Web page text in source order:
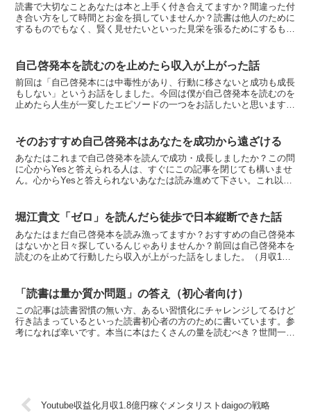
読書で大切なことあなたは本と上手く付き合えてますか？間違った付
き合い方をして時間とお金を損していませんか？読書は他人のために
するものでもなく、賢く見せたいといった見栄を張るためにするもの
自己啓発本を読むのを止めたら収入が上がった話
前回は「自己啓発本には中毒性があり、行動に移さないと成功も成長
もしない」というお話をしました。今回は僕が自己啓発本を読むのを
止めたら人生が一変したエピソードの一つをお話したいと思います。
そのおすすめ自己啓発本はあなたを成功から遠ざける
あなたはこれまで自己啓発本を読んで成功・成長しましたか？この問
に心からYesと答えられる人は、すぐにこの記事を閉じても構いませ
ん。心からYesと答えられないあなたは読み進めて下さい。これ以
堀江貴文「ゼロ」を読んだら徒歩で日本縦断できた話
あなたはまだ自己啓発本を読み漁ってますか？おすすめの自己啓発本
はないかと日々探しているんじゃありませんか？前回は自己啓発本を
読むのを止めて行動したら収入が上がった話をしました。（月収130
「読書は量か質か問題」の答え（初心者向け）
この記事は読書習慣の無い方、あるい習慣化にチャレンジしてるけど
行き詰まっているといった読書初心者の方のために書いています。参
考になれば幸いです。本当に本はたくさんの量を読むべき？世間一般
Youtube収益化月収1.8億円稼ぐメンタリストdaigoの戦略